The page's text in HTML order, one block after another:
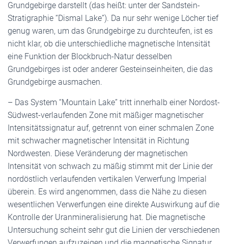
Grundgebirge darstellt (das heißt: unter der Sandstein-
Stratigraphie “Dismal Lake”). Da nur sehr wenige Löcher tief
genug waren, um das Grundgebirge zu durchteufen, ist es
nicht klar, ob die unterschiedliche magnetische Intensität
eine Funktion der Blockbruch-Natur desselben
Grundgebirges ist oder anderer Gesteinseinheiten, die das
Grundgebirge ausmachen.
– Das System “Mountain Lake” tritt innerhalb einer Nordost-
Südwest-verlaufenden Zone mit mäßiger magnetischer
Intensitätssignatur auf, getrennt von einer schmalen Zone
mit schwacher magnetischer Intensität in Richtung
Nordwesten. Diese Veränderung der magnetischen
Intensität von schwach zu mäßig stimmt mit der Linie der
nordöstlich verlaufenden vertikalen Verwerfung Imperial
überein. Es wird angenommen, dass die Nähe zu diesen
wesentlichen Verwerfungen eine direkte Auswirkung auf die
Kontrolle der Uranmineralisierung hat. Die magnetische
Untersuchung scheint sehr gut die Linien der verschiedenen